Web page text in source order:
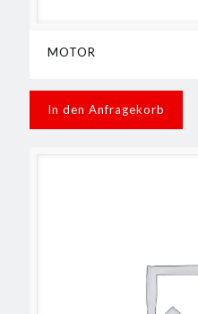
MOTOR
In den Anfragekorb